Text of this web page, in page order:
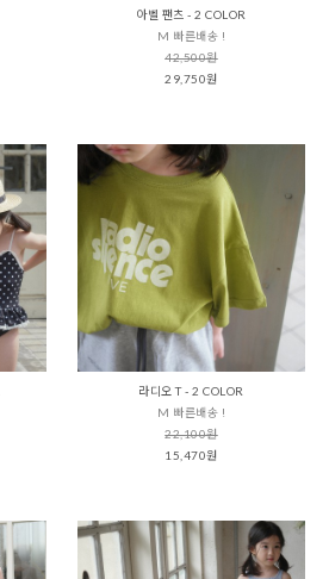
아벨 팬츠 - 2 COLOR
M 빠른배송 !
42,500원
29,750원
라디오 T - 2 COLOR
M 빠른배송 !
22,100원
15,470원